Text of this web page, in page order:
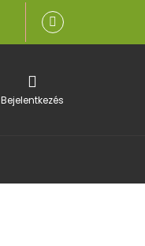
Bejelentkezés